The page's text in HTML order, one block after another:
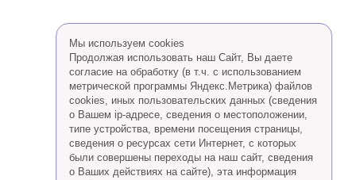
Мы используем cookies
Продолжая использовать наш Сайт, Вы даете
согласие на обработку (в т.ч. с использованием
метрической программы Яндекс.Метрика) файлов
cookies, иных пользовательских данных (сведения
о Вашем ip-адресе, сведения о местоположении,
типе устройства, времени посещения страницы,
сведения о ресурсах сети Интернет, с которых
были совершены переходы на наш сайт, сведения
о Ваших действиях на сайте), эта информация